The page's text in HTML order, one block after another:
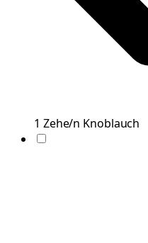
1 Zehe/n Knoblauch